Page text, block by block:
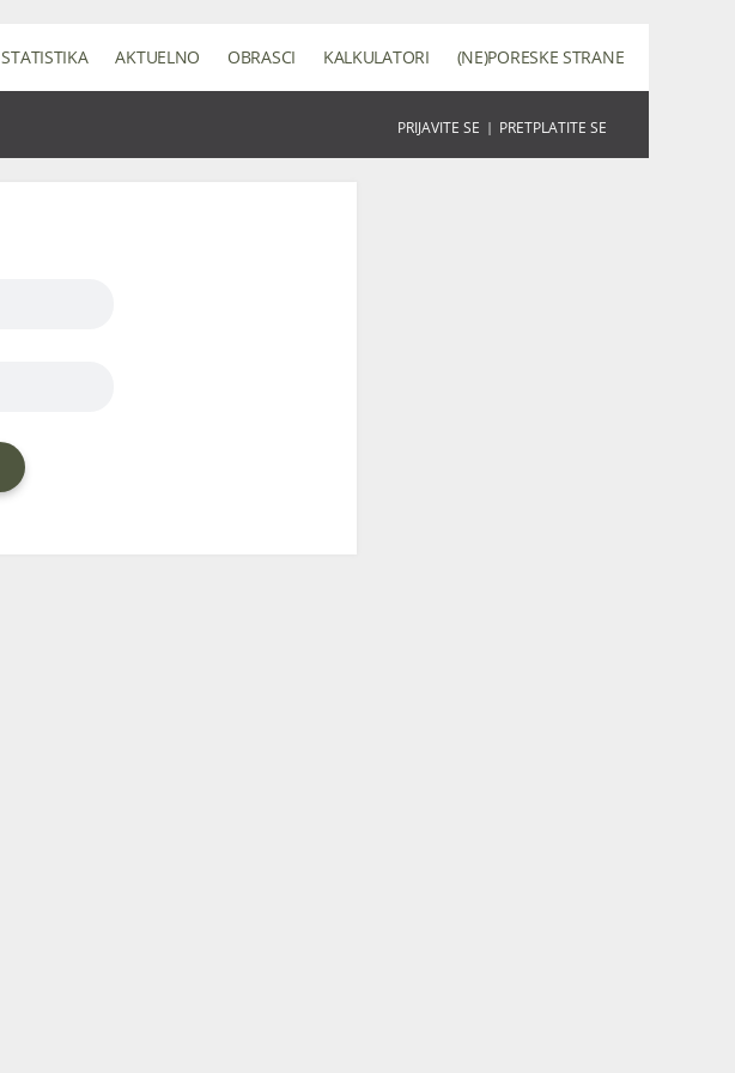
PRIJAVITE SE | PRETPLATITE SE
STATISTIKA AKTUELNO OBRASCI KALKULATORI (NE)PORESKE STRANE